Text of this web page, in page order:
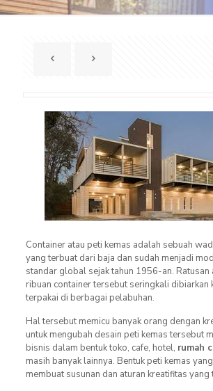
Container atau peti kemas adalah sebuah
yang terbuat dari baja dan sudah menjadi
standar global sejak tahun 1956-an. Ratusan
ribuan container tersebut seringkali dibiarkan
terpakai di berbagai pelabuhan.
Hal tersebut memicu banyak orang dengan
untuk mengubah desain peti kemas tersebut
bisnis dalam bentuk toko, cafe, hotel, rumah
masih banyak lainnya. Bentuk peti kemas
membuat susunan dan aturan kreatifitas yang